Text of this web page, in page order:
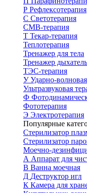
Р Рефлексотерапия
С Светотерапия
СМВ-терапия
Т Текар-терапия
Теплотерапия
Тренажер для тела
Тренажер
ТЭС-терапия
УУдарно-
Ультразвуковая
Ф
Фототерапия
Э Электротерапия
Популярные
Стерилизатор
Стерилизатор
Моечно-
А Аппарат для
В Ванна моечная
Д Деструктор игл
К Камера для